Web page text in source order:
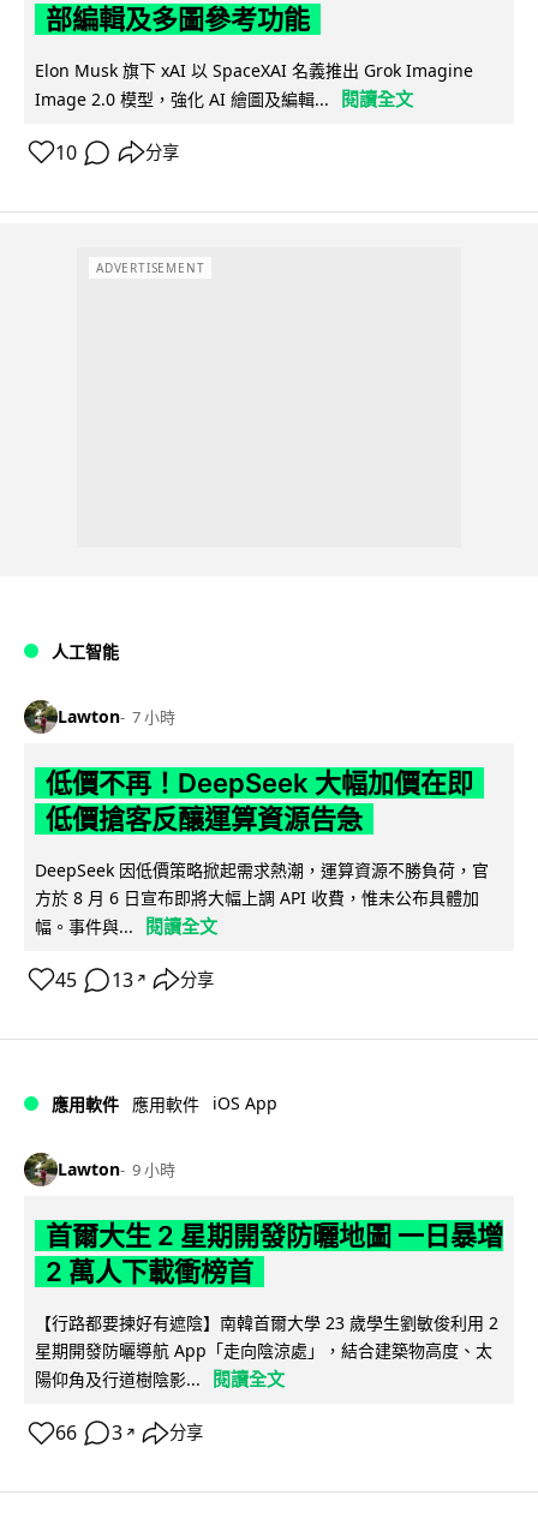
部編輯及多圖參考功能
Elon Musk 旗下 xAI 以 SpaceXAI 名義推出 Grok Imagine
Image 2.0 模型，強化 AI 繪圖及編輯...
閱讀全文
10 分享
ADVERTISEMENT
人工智能
Lawton 7 小時
低價不再！DeepSeek 大幅加價在即
低價搶客反釀運算資源告急
DeepSeek 因低價策略掀起需求熱潮，運算資源不勝負荷，官
方於 8 月 6 日宣布即將大幅上調 API 收費，惟未公布具體加
幅。事件與...
閱讀全文
45 13 ↗ 分享
應用軟件 應用軟件 iOS App
Lawton 9 小時
首爾大生 2 星期開發防曬地圖 一日暴增
2 萬人下載衝榜首
【行路都要揀好有遮陰】南韓首爾大學 23 歲學生劉敏俊利用 2
星期開發防曬導航 App「走向陰涼處」，結合建築物高度、太
陽仰角及行道樹陰影...
閱讀全文
66 3 ↗ 分享